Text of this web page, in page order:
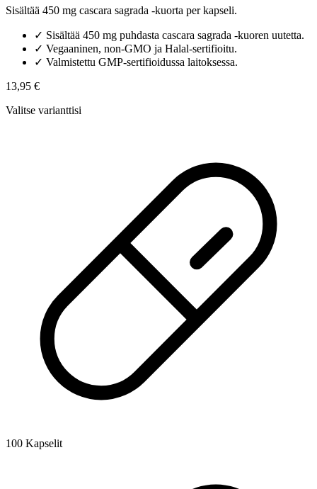
Sisältää 450 mg cascara sagrada -kuorta per kapseli.
✓ Sisältää 450 mg puhdasta cascara sagrada -kuoren uutetta.
✓ Vegaaninen, non-GMO ja Halal-sertifioitu.
✓ Valmistettu GMP-sertifioidussa laitoksessa.
13,95 €
Valitse varianttisi
100 Kapselit